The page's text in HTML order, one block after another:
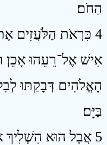
הַחֹם׃
4 כִּרְאֹת הַלֹּעֲזִים
אִישׁ אֶל־רֵעֵהוּ
הָאֱלֹהִים דְּבָקַתּוּ
בַּיָּם׃
5 אֲבָל הוּא